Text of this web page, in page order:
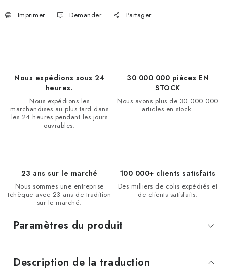
Imprimer Demander Partager
Nous expédions sous 24
heures.
Nous expédions les
marchandises au plus tard dans
les 24 heures pendant les jours
ouvrables.
30 000 000 pièces EN
STOCK
Nous avons plus de 30 000 000
articles en stock.
23 ans sur le marché
Nous sommes une entreprise
tchèque avec 23 ans de tradition
sur le marché.
100 000+ clients satisfaits
Des milliers de colis expédiés et
de clients satisfaits.
Description de la traduction
Paramètres du produit